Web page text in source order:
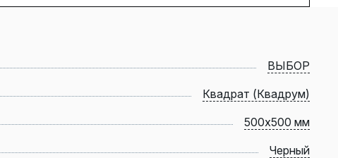
ВЫБОР
Квадрат (Квадрум)
500х500 мм
Черный